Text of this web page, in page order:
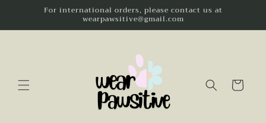
Skip toFor international orders, please contact us at
wearpawsitive@gmail.com
Cart